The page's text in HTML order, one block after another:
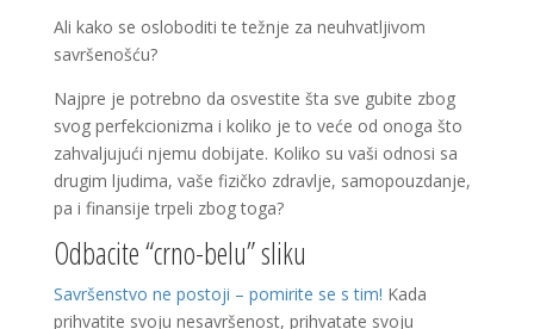
Ali kako se osloboditi te težnje za neuhvatljivom
savršenošću?
Najpre je potrebno da osvestite šta sve gubite zbog
svog perfekcionizma i koliko je to veće od onoga što
zahvaljujući njemu dobijate. Koliko su vaši odnosi sa
drugim ljudima, vaše fizičko zdravlje, samopouzdanje,
pa i finansije trpeli zbog toga?
Odbacite “crno-belu” sliku
Savršenstvo ne postoji – pomirite se s tim! Kada
prihvatite svoju nesavršenost, prihvatate svoju